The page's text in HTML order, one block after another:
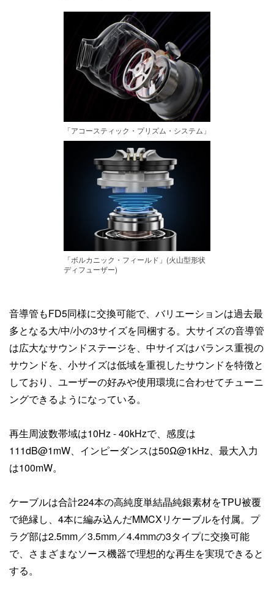
「アコースティック・プリズム・システム」
「ボルカニック・フィールド」(火山型形状
ディフューザー)
音導管もFD5同様に交換可能で、バリエーションは過去最
多となる大/中/小の3サイズを同梱する。大サイズの音導管
は広大なサウンドステージを、中サイズはバランス重視の
サウンドを、小サイズは低域を重視したサウンドを特徴と
しており、ユーザーの好みや使用環境に合わせてチューニ
ングできるようになっている。
再生周波数帯域は10Hz - 40kHzで、感度は
111dB@1mW、インピーダンスは50Ω@1kHz、最大入力
は100mW。
ケーブルは合計224本の高純度単結晶純銀素材をTPU被覆
で絶縁し、4本に編み込んだMMCXリケーブルを付属。プ
ラグ部は2.5mm／3.5mm／4.4mmの3タイプに交換可能
で、さまざまなソース機器で理想的な再生を実現できると
する。